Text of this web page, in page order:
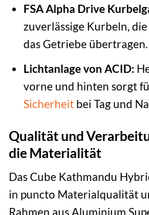
FSA Alpha Drive
zuverlässige Kurbeln,
das Getriebe übertragen.
Lichtanlage von ACID:
vorne und hinten sorgt
Sicherheitbei Tag und
Qualität und
die Materialität
Das Cube Kathmandu
in puncto Materialqualität
Rahmen aus Aluminium